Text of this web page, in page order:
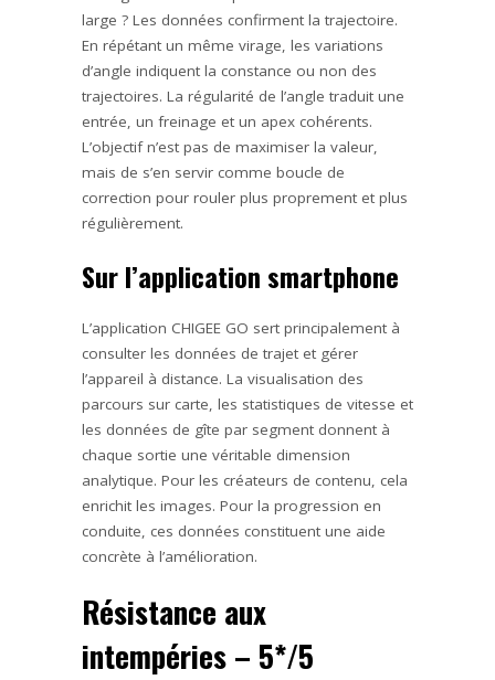
large ? Les données confirment la trajectoire.
En répétant un même virage, les variations
d’angle indiquent la constance ou non des
trajectoires. La régularité de l’angle traduit une
entrée, un freinage et un apex cohérents.
L’objectif n’est pas de maximiser la valeur,
mais de s’en servir comme boucle de
correction pour rouler plus proprement et plus
régulièrement.
Sur l’application smartphone
L’application CHIGEE GO sert principalement à
consulter les données de trajet et gérer
l’appareil à distance. La visualisation des
parcours sur carte, les statistiques de vitesse et
les données de gîte par segment donnent à
chaque sortie une véritable dimension
analytique. Pour les créateurs de contenu, cela
enrichit les images. Pour la progression en
conduite, ces données constituent une aide
concrète à l’amélioration.
Résistance aux
intempéries – 5*/5